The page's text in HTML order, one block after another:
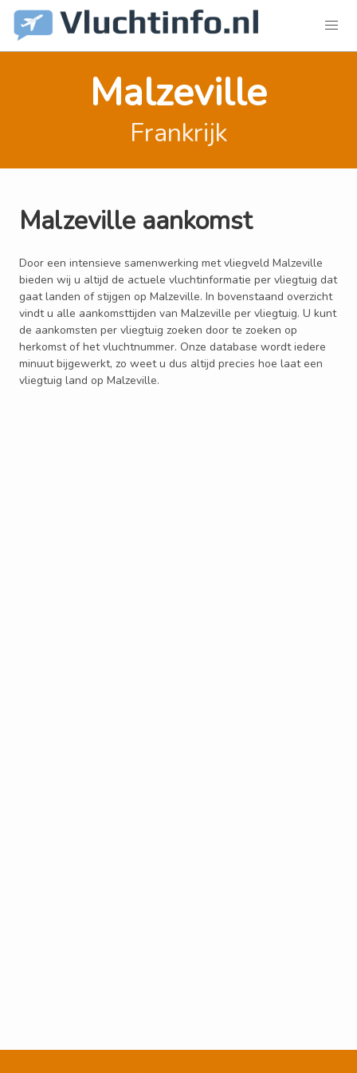
Malzeville
Frankrijk
Malzeville aankomst
Door een intensieve samenwerking met vliegveld Malzeville
bieden wij u altijd de actuele vluchtinformatie per vliegtuig dat
gaat landen of stijgen op Malzeville. In bovenstaand overzicht
vindt u alle aankomsttijden van Malzeville per vliegtuig. U kunt
de aankomsten per vliegtuig zoeken door te zoeken op
herkomst of het vluchtnummer. Onze database wordt iedere
minuut bijgewerkt, zo weet u dus altijd precies hoe laat een
vliegtuig land op Malzeville.